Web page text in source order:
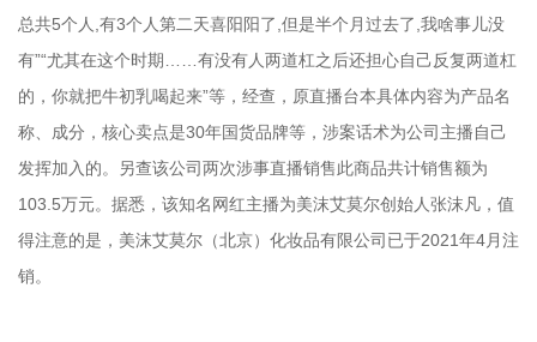
总共5个人,有3个人第二天喜阳阳了,但是半个月过去了,我啥事儿没
有”“尤其在这个时期……有没有人两道杠之后还担心自己反复两道杠
的，你就把牛初乳喝起来”等，经查，原直播台本具体内容为产品名
称、成分，核心卖点是30年国货品牌等，涉案话术为公司主播自己
发挥加入的。另查该公司两次涉事直播销售此商品共计销售额为
103.5万元。据悉，该知名网红主播为美沫艾莫尔创始人张沫凡，值
得注意的是，美沫艾莫尔（北京）化妆品有限公司已于2021年4月注
销。